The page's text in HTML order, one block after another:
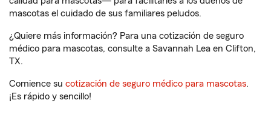
mascotas el cuidado de sus familiares peludos.
¿Quiere más información? Para una cotización de seguro
médico para mascotas, consulte a Savannah Lea en Clifton,
TX.
Comience su cotización de seguro médico para mascotas.
¡Es rápido y sencillo!